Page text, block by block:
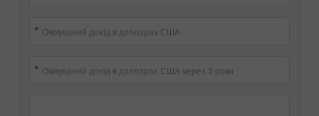
Очікуваний дохід в долларах США
Очікуваний дохід в долларах США через 3 роки